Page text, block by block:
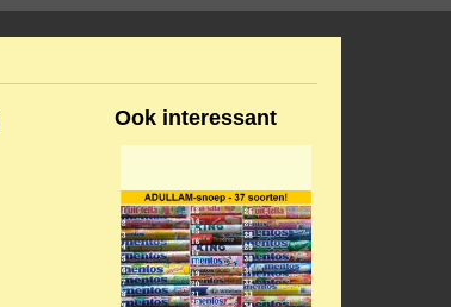
Ook interessant